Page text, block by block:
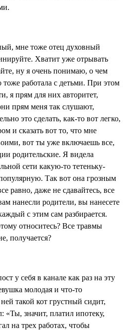
мне тоже отец духовный
Хватит уже отрывать
ну я очень понимаю, о чем
работала с детьми. При этом
я прям для них авторитет,
прям меня так слушают,
это сделать, как-то вот легко,
и сказать вот то, что мне
вот ты уже включаешь все,
родительские. Я видела
сети какую-то тетеньку-
Так вот она грозным
равно, даже не сдавайтесь, все
нанесли родители, вы нанесете
с этим сам разбирается.
относитесь? Все травмы
получается?
у себя в канале как раз на эту
молодая и что-то
такой кот грустный сидит,
«Ты, значит, платил ипотеку,
на трех работах, чтобы